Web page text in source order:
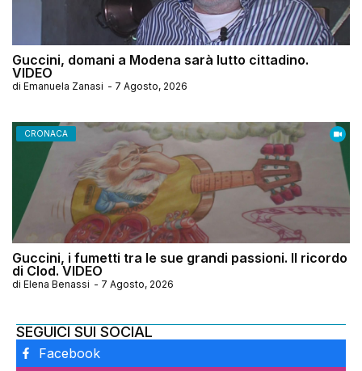
Guccini, domani a Modena sarà lutto cittadino.
VIDEO
di Emanuela Zanasi - 7 Agosto, 2026
CRONACA
Guccini, i fumetti tra le sue grandi passioni. Il ricordo
di Clod. VIDEO
di Elena Benassi - 7 Agosto, 2026
SEGUICI SUI SOCIAL
Facebook